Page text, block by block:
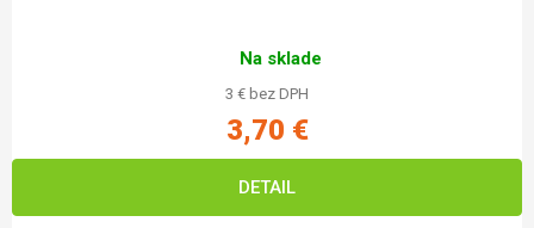
Na sklade
3 € bez DPH
3,70 €
DETAIL